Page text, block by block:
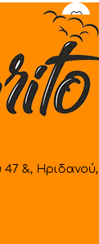
&, Ηριδανού,